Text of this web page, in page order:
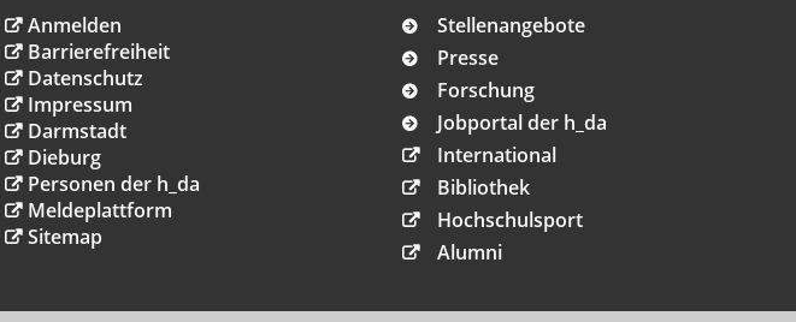
Anmelden
Barrierefreiheit
Datenschutz
Impressum
Darmstadt
Dieburg
Personen der h_da
Meldeplattform
Sitemap
Stellenangebote
Presse
Forschung
Jobportal der h_da
International
Bibliothek
Hochschulsport
Alumni